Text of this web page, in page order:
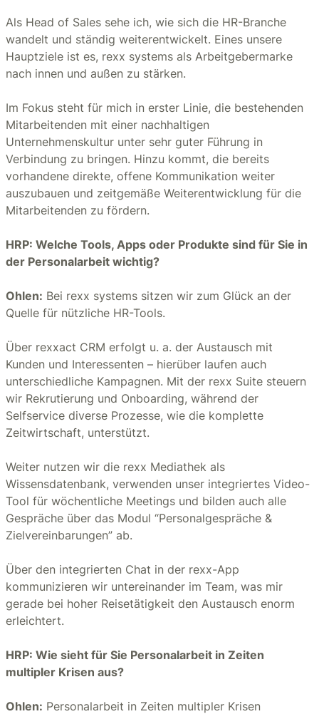
Als Head of Sales sehe ich, wie sich die HR-Branche
wandelt und ständig weiterentwickelt. Eines unsere
Hauptziele ist es, rexx systems als Arbeitgebermarke
nach innen und außen zu stärken.
Im Fokus steht für mich in erster Linie, die bestehenden
Mitarbeitenden mit einer nachhaltigen
Unternehmenskultur unter sehr guter Führung in
Verbindung zu bringen. Hinzu kommt, die bereits
vorhandene direkte, offene Kommunikation weiter
auszubauen und zeitgemäße Weiterentwicklung für die
Mitarbeitenden zu fördern.
HRP: Welche Tools, Apps oder Produkte sind für Sie in
der Personalarbeit wichtig?
Ohlen: Bei rexx systems sitzen wir zum Glück an der
Quelle für nützliche HR-Tools.
Über rexxact CRM erfolgt u. a. der Austausch mit
Kunden und Interessenten – hierüber laufen auch
unterschiedliche Kampagnen. Mit der rexx Suite steuern
wir Rekrutierung und Onboarding, während der
Selfservice diverse Prozesse, wie die komplette
Zeitwirtschaft, unterstützt.
Weiter nutzen wir die rexx Mediathek als
Wissensdatenbank, verwenden unser integriertes Video-
Tool für wöchentliche Meetings und bilden auch alle
Gespräche über das Modul “Personalgespräche &
Zielvereinbarungen” ab.
Über den integrierten Chat in der rexx-App
kommunizieren wir untereinander im Team, was mir
gerade bei hoher Reisetätigkeit den Austausch enorm
erleichtert.
HRP: Wie sieht für Sie Personalarbeit in Zeiten
multipler Krisen aus?
Ohlen: Personalarbeit in Zeiten multipler Krisen